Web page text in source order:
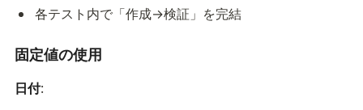
各テスト内で「作成→検証」を完結
固定値の使用
日付: